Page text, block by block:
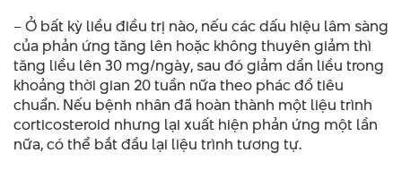
– Ở bất kỳ liều điều trị nào, nếu các dấu hiệu lâm sàng
của phản ứng tăng lên hoặc không thuyên giảm thì
tăng liều lên 30 mg/ngày, sau đó giảm dần liều trong
khoảng thời gian 20 tuần nữa theo phác đồ tiêu
chuẩn. Nếu bệnh nhân đã hoàn thành một liệu trình
corticosteroid nhưng lại xuất hiện phản ứng một lần
nữa, có thể bắt đầu lại liệu trình tương tự.